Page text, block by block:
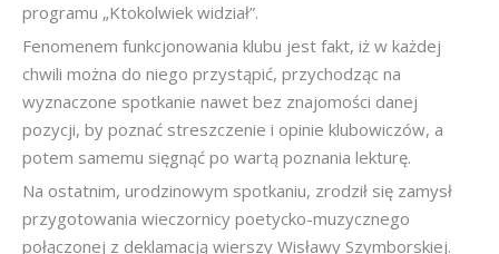
programu „Ktokolwiek widział”.
Fenomenem funkcjonowania klubu jest fakt, iż w każdej
chwili można do niego przystąpić, przychodząc na
wyznaczone spotkanie nawet bez znajomości danej
pozycji, by poznać streszczenie i opinie klubowiczów, a
potem samemu sięgnąć po wartą poznania lekturę.
Na ostatnim, urodzinowym spotkaniu, zrodził się zamysł
przygotowania wieczornicy poetycko-muzycznego
połączonej z deklamacją wierszy Wisławy Szymborskiej.